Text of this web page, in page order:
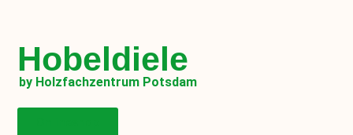
Hobeldiele
by Holzfachzentrum Potsdam